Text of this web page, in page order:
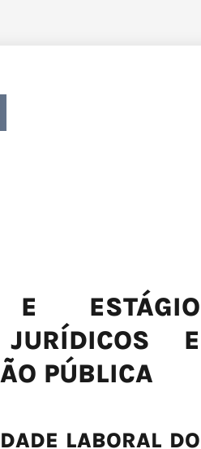
E ESTÁGIO
JURÍDICOS E
PÚBLICA
LABORAL DO